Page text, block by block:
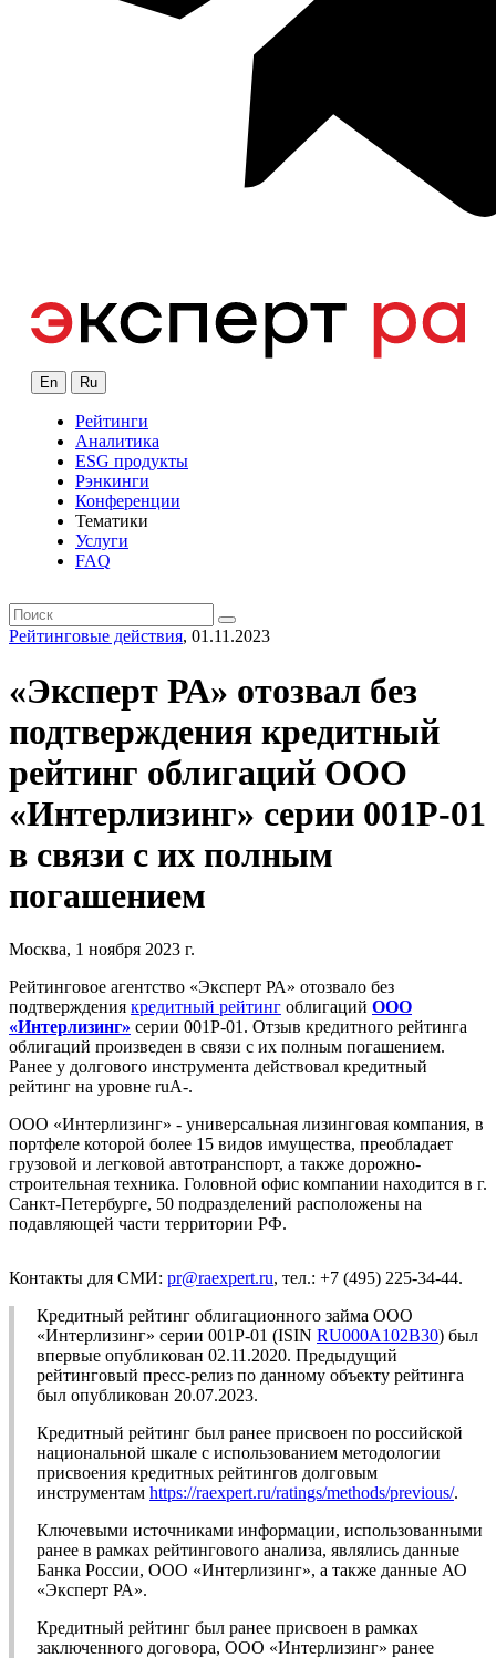
En Ru
Рейтинги
Аналитика
ESG продукты
Рэнкинги
Конференции
Тематики
Услуги
FAQ
Рейтинговые действия, 01.11.2023
«Эксперт РА» отозвал без
подтверждения кредитный
рейтинг облигаций ООО
«Интерлизинг» серии 001Р-01
в связи с их полным
погашением
Москва, 1 ноября 2023 г.
Рейтинговое агентство «Эксперт РА» отозвало без
подтверждения кредитный рейтинг облигаций ООО
«Интерлизинг» серии 001Р-01. Отзыв кредитного рейтинга
облигаций произведен в связи с их полным погашением.
Ранее у долгового инструмента действовал кредитный
рейтинг на уровне ruA-.
ООО «Интерлизинг» - универсальная лизинговая компания, в
портфеле которой более 15 видов имущества, преобладает
грузовой и легковой автотранспорт, а также дорожно-
строительная техника. Головной офис компании находится в г.
Санкт-Петербурге, 50 подразделений расположены на
подавляющей части территории РФ.
Контакты для СМИ: pr@raexpert.ru, тел.: +7 (495) 225-34-44.
Кредитный рейтинг облигационного займа ООО
«Интерлизинг» серии 001Р-01 (ISIN RU000A102B30) был
впервые опубликован 02.11.2020. Предыдущий
рейтинговый пресс-релиз по данному объекту рейтинга
был опубликован 20.07.2023.
Кредитный рейтинг был ранее присвоен по российской
национальной шкале с использованием методологии
присвоения кредитных рейтингов долговым
инструментам https://raexpert.ru/ratings/methods/previous/.
Ключевыми источниками информации, использованными
ранее в рамках рейтингового анализа, являлись данные
Банка России, ООО «Интерлизинг», а также данные АО
«Эксперт РА».
Кредитный рейтинг был ранее присвоен в рамках
заключенного договора, ООО «Интерлизинг» ранее